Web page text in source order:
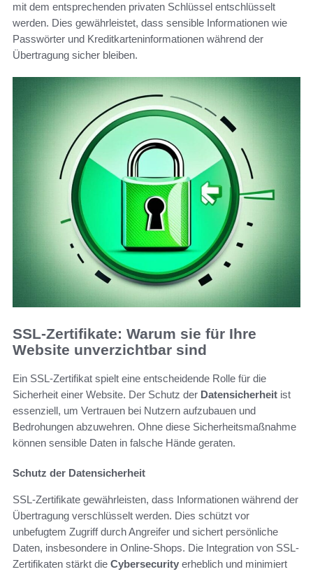
mit dem entsprechenden privaten Schlüssel entschlüsselt
werden. Dies gewährleistet, dass sensible Informationen wie
Passwörter und Kreditkarteninformationen während der
Übertragung sicher bleiben.
SSL-Zertifikate: Warum sie für Ihre
Website unverzichtbar sind
Ein SSL-Zertifikat spielt eine entscheidende Rolle für die
Sicherheit einer Website. Der Schutz der Datensicherheit ist
essenziell, um Vertrauen bei Nutzern aufzubauen und
Bedrohungen abzuwehren. Ohne diese Sicherheitsmaßnahme
können sensible Daten in falsche Hände geraten.
Schutz der Datensicherheit
SSL-Zertifikate gewährleisten, dass Informationen während der
Übertragung verschlüsselt werden. Dies schützt vor
unbefugtem Zugriff durch Angreifer und sichert persönliche
Daten, insbesondere in Online-Shops. Die Integration von SSL-
Zertifikaten stärkt die Cybersecurity erheblich und minimiert